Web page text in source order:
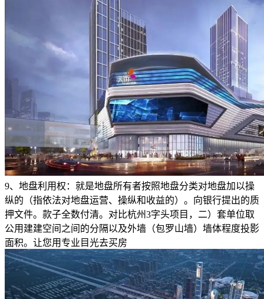
9、地盘利用权：就是地盘所有者按照地盘分类对地盘加以操
纵的（指依法对地盘运营、操纵和收益的）。向银行提出的质
押文件。款子全数付清。对比杭州3字头项目，二）套单位取
公用建建空间之间的分隔以及外墙（包罗山墙）墙体程度投影
面积。让您用专业目光去买房